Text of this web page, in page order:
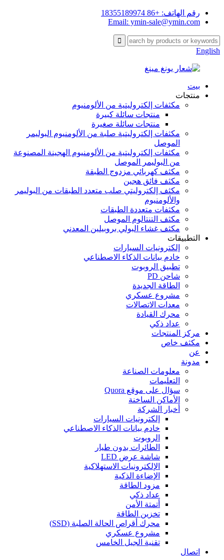
رقم الهاتف: +86 18355189974
Email: ymin-sale@ymin.com
English
بيت
منتجات
مكثفات إلكتروليتية من الألومنيوم
منتجات سائلة كبيرة
منتجات سائلة صغيرة
مكثفات إلكتروليتية صلبة من الألومنيوم البوليمر
الموصل
مكثفات إلكتروليتية من الألومنيوم الهجينة المصنوعة
من البوليمر الموصل
مكثف كهربائي مزدوج الطبقة
مكثف فائق هجين
مكثف إلكتروليتي صلب متعدد الطبقات من البوليمر
والألومنيوم
مكثفات متعددة الطبقات
مكثف التنتالوم الموصل
مكثف غشاء البولي بروبيلين المعدني
التطبيقات
إلكترونيات السيارات
خادم بيانات الذكاء الاصطناعي
تطبيق الروبوت
شاحن PD
الطاقة الجديدة
مشروع عسكري
معدات الاتصالات
محرك القيادة
عداد ذكي
مركز المنتجات
مكثف خاص
عن
مدونة
معلومات الصناعة
التعليمات
سؤال على موقع Quora
الأماكن الساخنة
أخبار الشركة
إلكترونيات السيارات
خادم بيانات الذكاء الاصطناعي
الروبوت
الطائرات بدون طيار
شاشة عرض LED
الإلكترونيات الاستهلاكية
الإضاءة الذكية
مزود الطاقة
عداد ذكي
أتمتة الأمن
تخزين الطاقة
محرك أقراص الحالة الصلبة (SSD)
مشروع عسكري
تقنية الجيل الخامس
اتصال